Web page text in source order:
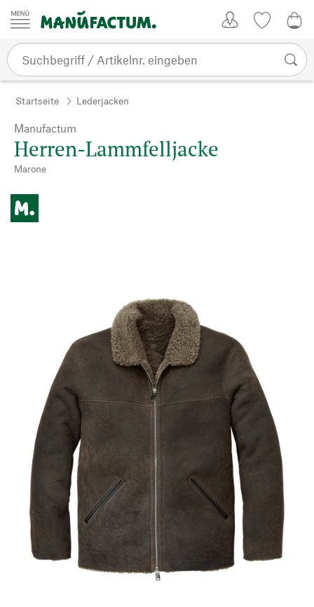
Zum Inhalt springen
Startseite Lederjacken
Manufactum
Herren-Lammfelljacke
Marone